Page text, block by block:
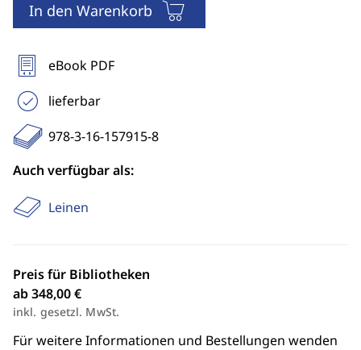
In den Warenkorb
eBook PDF
lieferbar
978-3-16-157915-8
Auch verfügbar als:
Leinen
Preis für Bibliotheken
ab 348,00 €
inkl. gesetzl. MwSt.
Für weitere Informationen und Bestellungen wenden